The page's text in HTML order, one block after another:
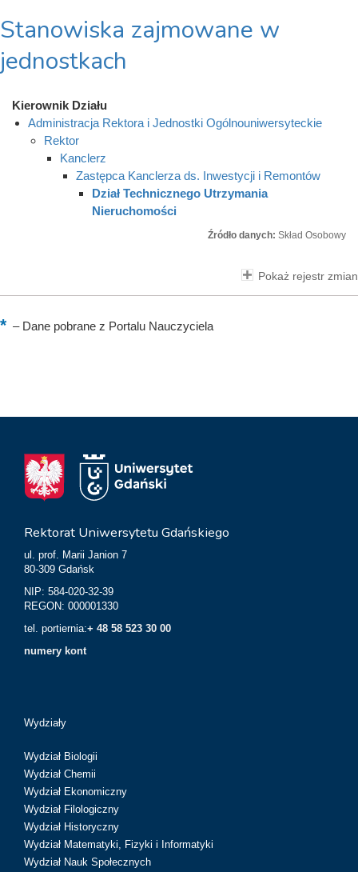
Stanowiska zajmowane w
jednostkach
Kierownik Działu
Administracja Rektora i Jednostki Ogólnouniwersyteckie
Rektor
Kanclerz
Zastępca Kanclerza ds. Inwestycji i Remontów
Dział Technicznego Utrzymania
Nieruchomości
Źródło danych: Skład Osobowy
Pokaż rejestr zmian
–Dane pobrane z Portalu Nauczyciela
Rektorat Uniwersytetu Gdańskiego
ul. prof. Marii Janion 7
80-309 Gdańsk
NIP: 584-020-32-39
REGON: 000001330
tel. portiernia:+ 48 58 523 30 00
numery kont
Wydziały
Wydział Biologii
Wydział Chemii
Wydział Ekonomiczny
Wydział Filologiczny
Wydział Historyczny
Wydział Matematyki, Fizyki i Informatyki
Wydział Nauk Społecznych